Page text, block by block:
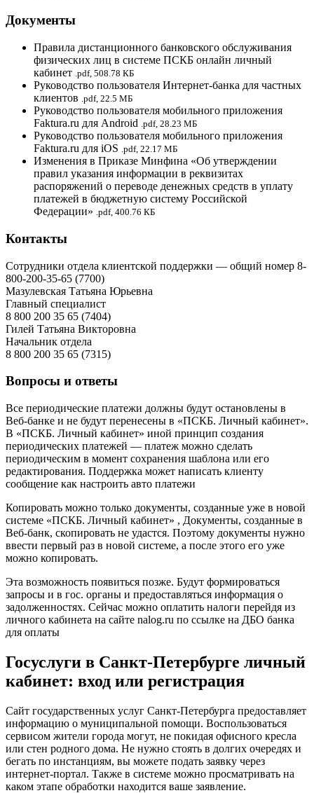
Документы
Правила дистанционного банковского обслуживания
физических лиц в системе ПСКБ онлайн личный
кабинет .pdf, 508.78 КБ
Руководство пользователя Интернет-банка для частных
клиентов .pdf, 22.5 МБ
Руководство пользователя мобильного приложения
Faktura.ru для Android .pdf, 28.23 МБ
Руководство пользователя мобильного приложения
Faktura.ru для iOS .pdf, 22.17 МБ
Изменения в Приказе Минфина «Об утверждении
правил указания информации в реквизитах
распоряжений о переводе денежных средств в уплату
платежей в бюджетную систему Российской
Федерации» .pdf, 400.76 КБ
Контакты
Сотрудники отдела клиентской поддержки — общий номер 8-
800-200-35-65 (7700)
Мазулевская Татьяна Юрьевна
Главный специалист
8 800 200 35 65 (7404)
Гилей Татьяна Викторовна
Начальник отдела
8 800 200 35 65 (7315)
Вопросы и ответы
Все периодические платежи должны будут остановлены в
Веб-банке и не будут перенесены в «ПСКБ. Личный кабинет».
В «ПСКБ. Личный кабинет» иной принцип создания
периодических платежей — платеж можно сделать
периодическим в момент сохранения шаблона или его
редактирования. Поддержка может написать клиенту
сообщение как настроить авто платежи
Копировать можно только документы, созданные уже в новой
системе «ПСКБ. Личный кабинет» , Документы, созданные в
Веб-банк, скопировать не удастся. Поэтому документы нужно
ввести первый раз в новой системе, а после этого его уже
можно копировать.
Эта возможность появиться позже. Будут формироваться
запросы и в гос. органы и предоставляться информация о
задолженностях. Сейчас можно оплатить налоги перейдя из
личного кабинета на сайте nalog.ru по ссылке на ДБО банка
для оплаты
Госуслуги в Санкт-Петербурге личный
кабинет: вход или регистрация
Сайт государственных услуг Санкт-Петербурга предоставляет
информацию о муниципальной помощи. Воспользоваться
сервисом жители города могут, не покидая офисного кресла
или стен родного дома. Не нужно стоять в долгих очередях и
бегать по инстанциям, вы можете подать заявку через
интернет-портал. Также в системе можно просматривать на
каком этапе обработки находится ваше заявление.